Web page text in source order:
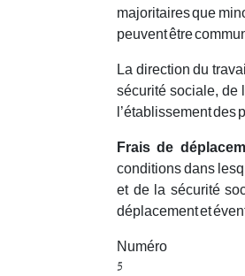
majoritaires que
peuvent être
La direction du
sécurité sociale, de
l’établissement des
Frais de
conditions dans
et de la sécurité
déplacement et
Numéro
5